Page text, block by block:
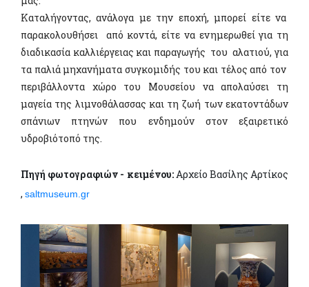
Καταλήγοντας, ανάλογα με την εποχή, μπορεί είτε να
παρακολουθήσει από κοντά, είτε να ενημερωθεί για τη
διαδικασία καλλιέργειας και παραγωγής του αλατιού, για
τα παλιά μηχανήματα συγκομιδής του και τέλος από τον
περιβάλλοντα χώρο του Μουσείου να απολαύσει τη
μαγεία της λιμνοθάλασσας και τη ζωή των εκατοντάδων
σπάνιων πτηνών που ενδημούν στον εξαιρετικό
υδροβιότοπό της.
Πηγή φωτογραφιών - κειμένου:Αρχείο Βασίλης Αρτίκος
, saltmuseum.gr